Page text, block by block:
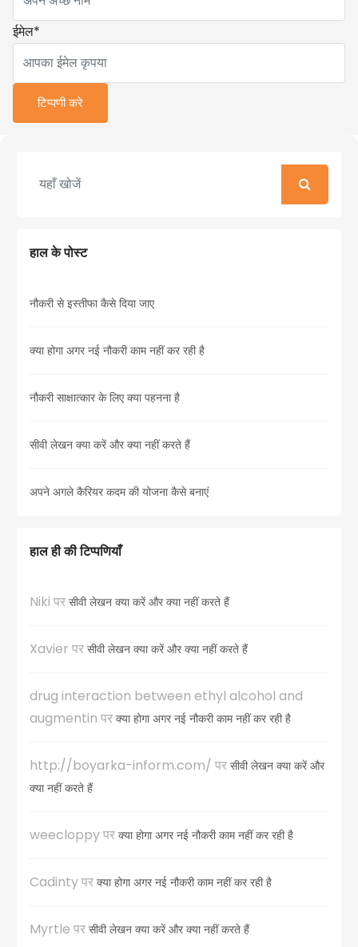
ईमेल*
हाल के पोस्ट
नौकरी से इस्तीफा कैसे दिया जाए
क्या होगा अगर नई नौकरी काम नहीं कर रही है
नौकरी साक्षात्कार के लिए क्या पहनना है
सीवी लेखन क्या करें और क्या नहीं करते हैं
अपने अगले कैरियर कदम की योजना कैसे बनाएं
हाल ही की टिप्पणियाँ
Niki पर सीवी लेखन क्या करें और क्या नहीं करते हैं
Xavier पर सीवी लेखन क्या करें और क्या नहीं करते हैं
drug interaction between ethyl alcohol and
augmentin पर क्या होगा अगर नई नौकरी काम नहीं कर रही है
http://boyarka-inform.com/ पर सीवी लेखन क्या करें और
क्या नहीं करते हैं
weecloppyपर क्या होगा अगर नई नौकरी काम नहीं कर रही है
Cadintyपर क्या होगा अगर नई नौकरी काम नहीं कर रही है
Myrtle पर सीवी लेखन क्या करें और क्या नहीं करते हैं